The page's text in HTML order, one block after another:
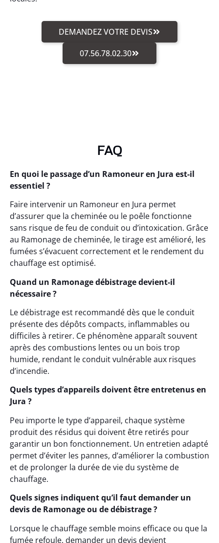
DEMANDEZ VOTRE DEVIS
07.56.78.02.30
FAQ
En quoi le passage d’un Ramoneur en Jura est-il
essentiel ?
Faire intervenir un Ramoneur en Jura permet
d’assurer que la cheminée ou le poêle fonctionne
sans risque de feu de conduit ou d’intoxication. Grâce
au Ramonage de cheminée, le tirage est amélioré, les
fumées s’évacuent correctement et le rendement du
chauffage est optimisé.
Quand un Ramonage débistrage devient-il
nécessaire ?
Le débistrage est recommandé dès que le conduit
présente des dépôts compacts, inflammables ou
difficiles à retirer. Ce phénomène apparaît souvent
après des combustions lentes ou un bois trop
humide, rendant le conduit vulnérable aux risques
d’incendie.
Quels types d’appareils doivent être entretenus en
Jura ?
Peu importe le type d’appareil, chaque système
produit des résidus qui doivent être retirés pour
garantir un bon fonctionnement. Un entretien adapté
permet d’éviter les pannes, d’améliorer la combustion
et de prolonger la durée de vie du système de
chauffage.
Quels signes indiquent qu’il faut demander un
devis de Ramonage ou de débistrage ?
Lorsque le chauffage semble moins efficace ou que la
fumée refoule, demander un devis devient